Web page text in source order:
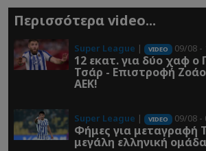
Περισσότερα video...
Super League | VIDEO 09/08 -
12 εκατ. για δύο χαφ ο
Τσάρ - Επιστροφή
ΑΕΚ!
Super League | VIDEO 09/08 -
Φήμες για μεταγραφή
μεγάλη ελληνική